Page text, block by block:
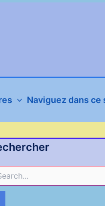
Naviguez dans ce
: